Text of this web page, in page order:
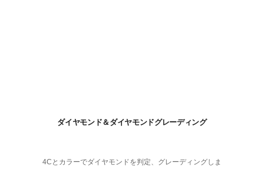
ダイヤモンド＆ダイヤモンドグレーディング
4Cとカラーでダイヤモンドを判定、グレーディングしま